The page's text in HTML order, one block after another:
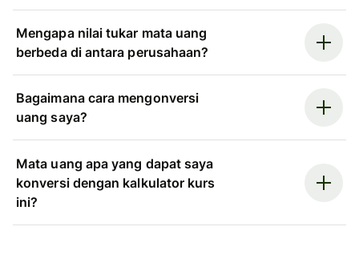
Mengapa nilai tukar mata uang
berbeda di antara perusahaan?
Bagaimana cara mengonversi
uang saya?
Mata uang apa yang dapat saya
konversi dengan kalkulator kurs
ini?